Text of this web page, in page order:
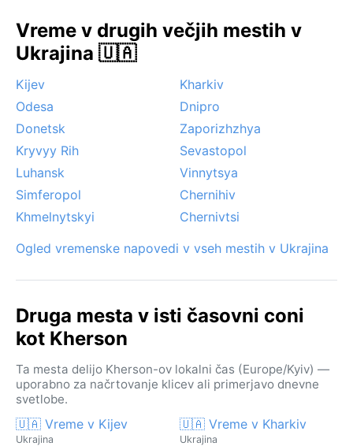
Vreme v drugih večjih mestih v
Ukrajina 🇺🇦
Kijev
Kharkiv
Odesa
Dnipro
Donetsk
Zaporizhzhya
Kryvyy Rih
Sevastopol
Luhansk
Vinnytsya
Simferopol
Chernihiv
Khmelnytskyi
Chernivtsi
Ogled vremenske napovedi v vseh mestih v Ukrajina
Druga mesta v isti časovni coni
kot Kherson
Ta mesta delijo Kherson-ov lokalni čas (Europe/Kyiv) —
uporabno za načrtovanje klicev ali primerjavo dnevne
svetlobe.
🇺🇦 Vreme v Kijev
Ukrajina
🇺🇦 Vreme v Kharkiv
Ukrajina